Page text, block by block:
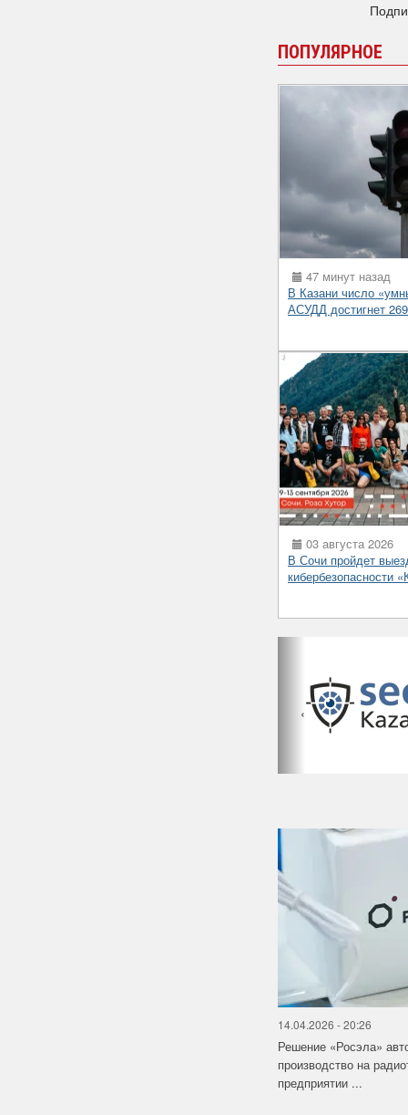
ПОПУЛЯРНОЕ
47 минут назад
В Казани число
АСУДД достигнет
03 августа 2026
В Сочи пройдет
‹
14.04.2026 - 20:26
Решение «Росэла»
производство на
предприятии ...